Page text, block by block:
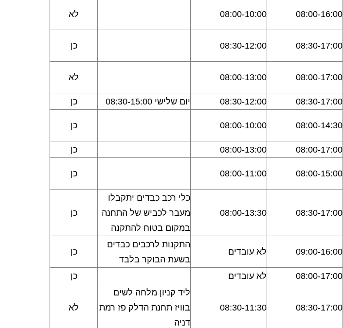
08:00-16:00
08:00-10:00 לא
08:30-17:00
08:30-12:00 כן
08:00-17:00
08:00-13:00 לא
08:30-17:00
08:30-12:00 יום שלישי 08:30-15:00 כן
08:00-14:30
08:00-10:00 כן
08:00-17:00
08:00-13:00 כן
08:00-15:00
08:00-11:00 כן
08:30-17:00
08:00-13:30
כלי רכב כבדים יתקבלו
מעבר לכביש של התחנה
במקום בטוח להתקנה
כן
09:00-16:00 לא עובדים
התקנות לרכבים כבדים
בשעת הבוקר בלבד
כן
08:00-17:00 לא עובדים כן
08:30-17:00
08:30-11:30
ליד קניון מלחה לשים
בוויז תחנת הדלק פז רמת
דניה
לא